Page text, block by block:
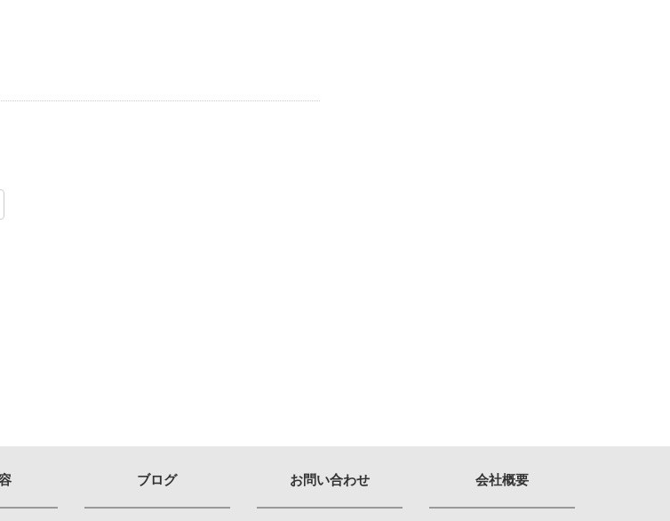
ブログ お問い合わせ 会社概要